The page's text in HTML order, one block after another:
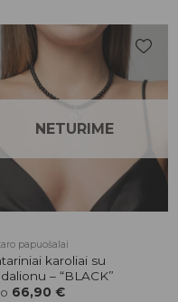
Pridėti į
NETURIME
papuošalai
karoliai su
– “BLACK”
66,90 €